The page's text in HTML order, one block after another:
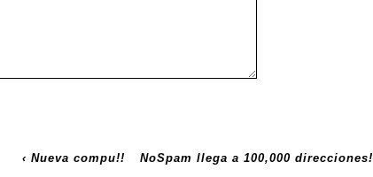
‹ Nueva compu!! NoSpam llega a 100,000